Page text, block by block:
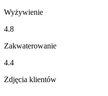
Wyżywienie
4.8
Zakwaterowanie
4.4
Zdjęcia klientów